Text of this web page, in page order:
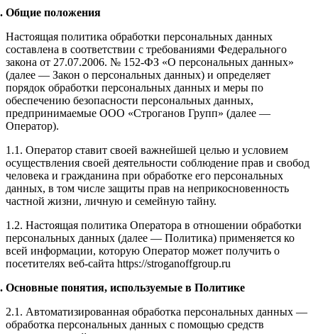
Общие положения
Настоящая политика обработки персональных данных
составлена в соответствии с требованиями Федерального
закона от 27.07.2006. № 152-ФЗ «О персональных данных»
(далее — Закон о персональных данных) и определяет
порядок обработки персональных данных и меры по
обеспечению безопасности персональных данных,
предпринимаемые ООО «Строганов Групп» (далее —
Оператор).
1.1. Оператор ставит своей важнейшей целью и условием
осуществления своей деятельности соблюдение прав и свобод
человека и гражданина при обработке его персональных
данных, в том числе защиты прав на неприкосновенность
частной жизни, личную и семейную тайну.
1.2. Настоящая политика Оператора в отношении обработки
персональных данных (далее — Политика) применяется ко
всей информации, которую Оператор может получить о
посетителях веб-сайта https://stroganoffgroup.ru
Основные понятия, используемые в Политике
2.1. Автоматизированная обработка персональных данных —
обработка персональных данных с помощью средств